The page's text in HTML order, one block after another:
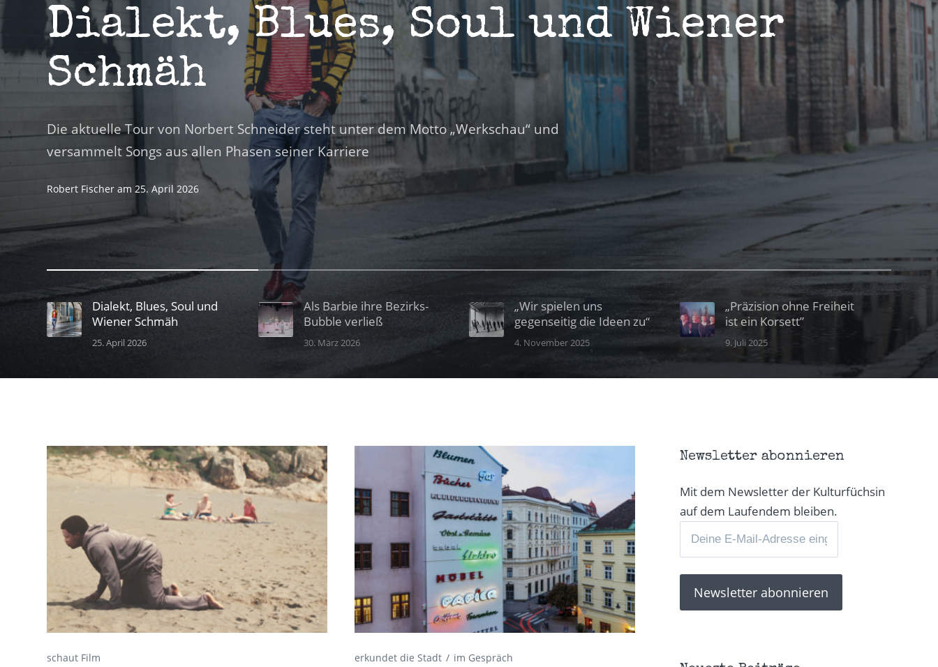
Dialekt, Blues, Soul und Wiener
Schmäh
Die aktuelle Tour von Norbert Schneider steht unter dem Motto „Werkschau“ und
versammelt Songs aus allen Phasen seiner Karriere
Robert Fischeram 25. April 2026
Dialekt, Blues, Soul und
Wiener Schmäh
25. April 2026
Als Barbie ihre Bezirks-
Bubble verließ
30. März 2026
„Wir spielen uns
gegenseitig die Ideen zu“
4. November 2025
„Präzision ohne Freiheit
ist ein Korsett”
9. Juli 2025
schaut Film erkundet die Stadt im Gespräch
Newsletter abonnieren
Mit dem Newsletter der Kulturfüchsin
auf dem Laufendem bleiben.